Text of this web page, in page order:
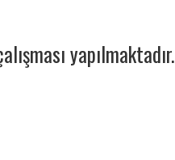
yapılmaktadır.